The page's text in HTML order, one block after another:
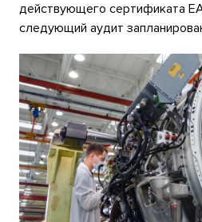
действующего сертификата
следующий аудит